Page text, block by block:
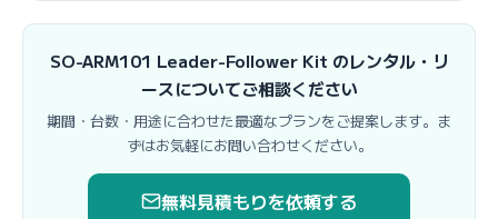
SO-ARM101 Leader-Follower Kit のレンタル・リ
ースについてご相談ください
期間・台数・用途に合わせた最適なプランをご提案します。ま
ずはお気軽にお問い合わせください。
無料見積もりを依頼する